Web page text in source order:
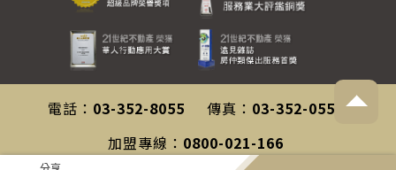
電話： 03-352-8055 傳真： 03-352-0558
加盟專線： 0800-021-166